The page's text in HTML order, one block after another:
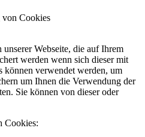
Cookies
Webseite, die auf Ihrem
werden wenn sich dieser mit
können verwendet werden, um
um Ihnen die Verwendung der
Sie können von dieser oder
Cookies: